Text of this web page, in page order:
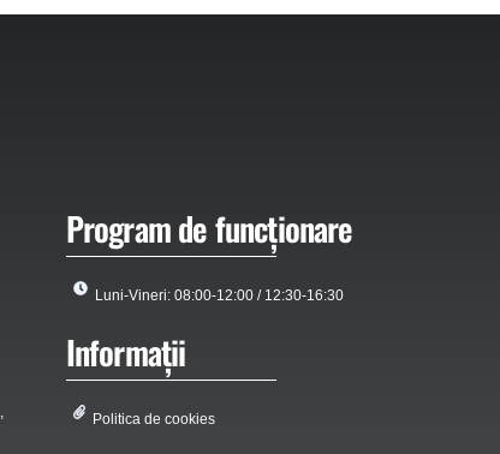
Program de funcționare
Luni-Vineri: 08:00-12:00 / 12:30-16:30
Informații
Politica de cookies